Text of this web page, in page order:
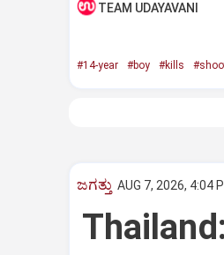
TEAM UDAYAVANI
#14-year #boy #kills
ಜಗತ್ತು AUG 7, 2026, 4:04